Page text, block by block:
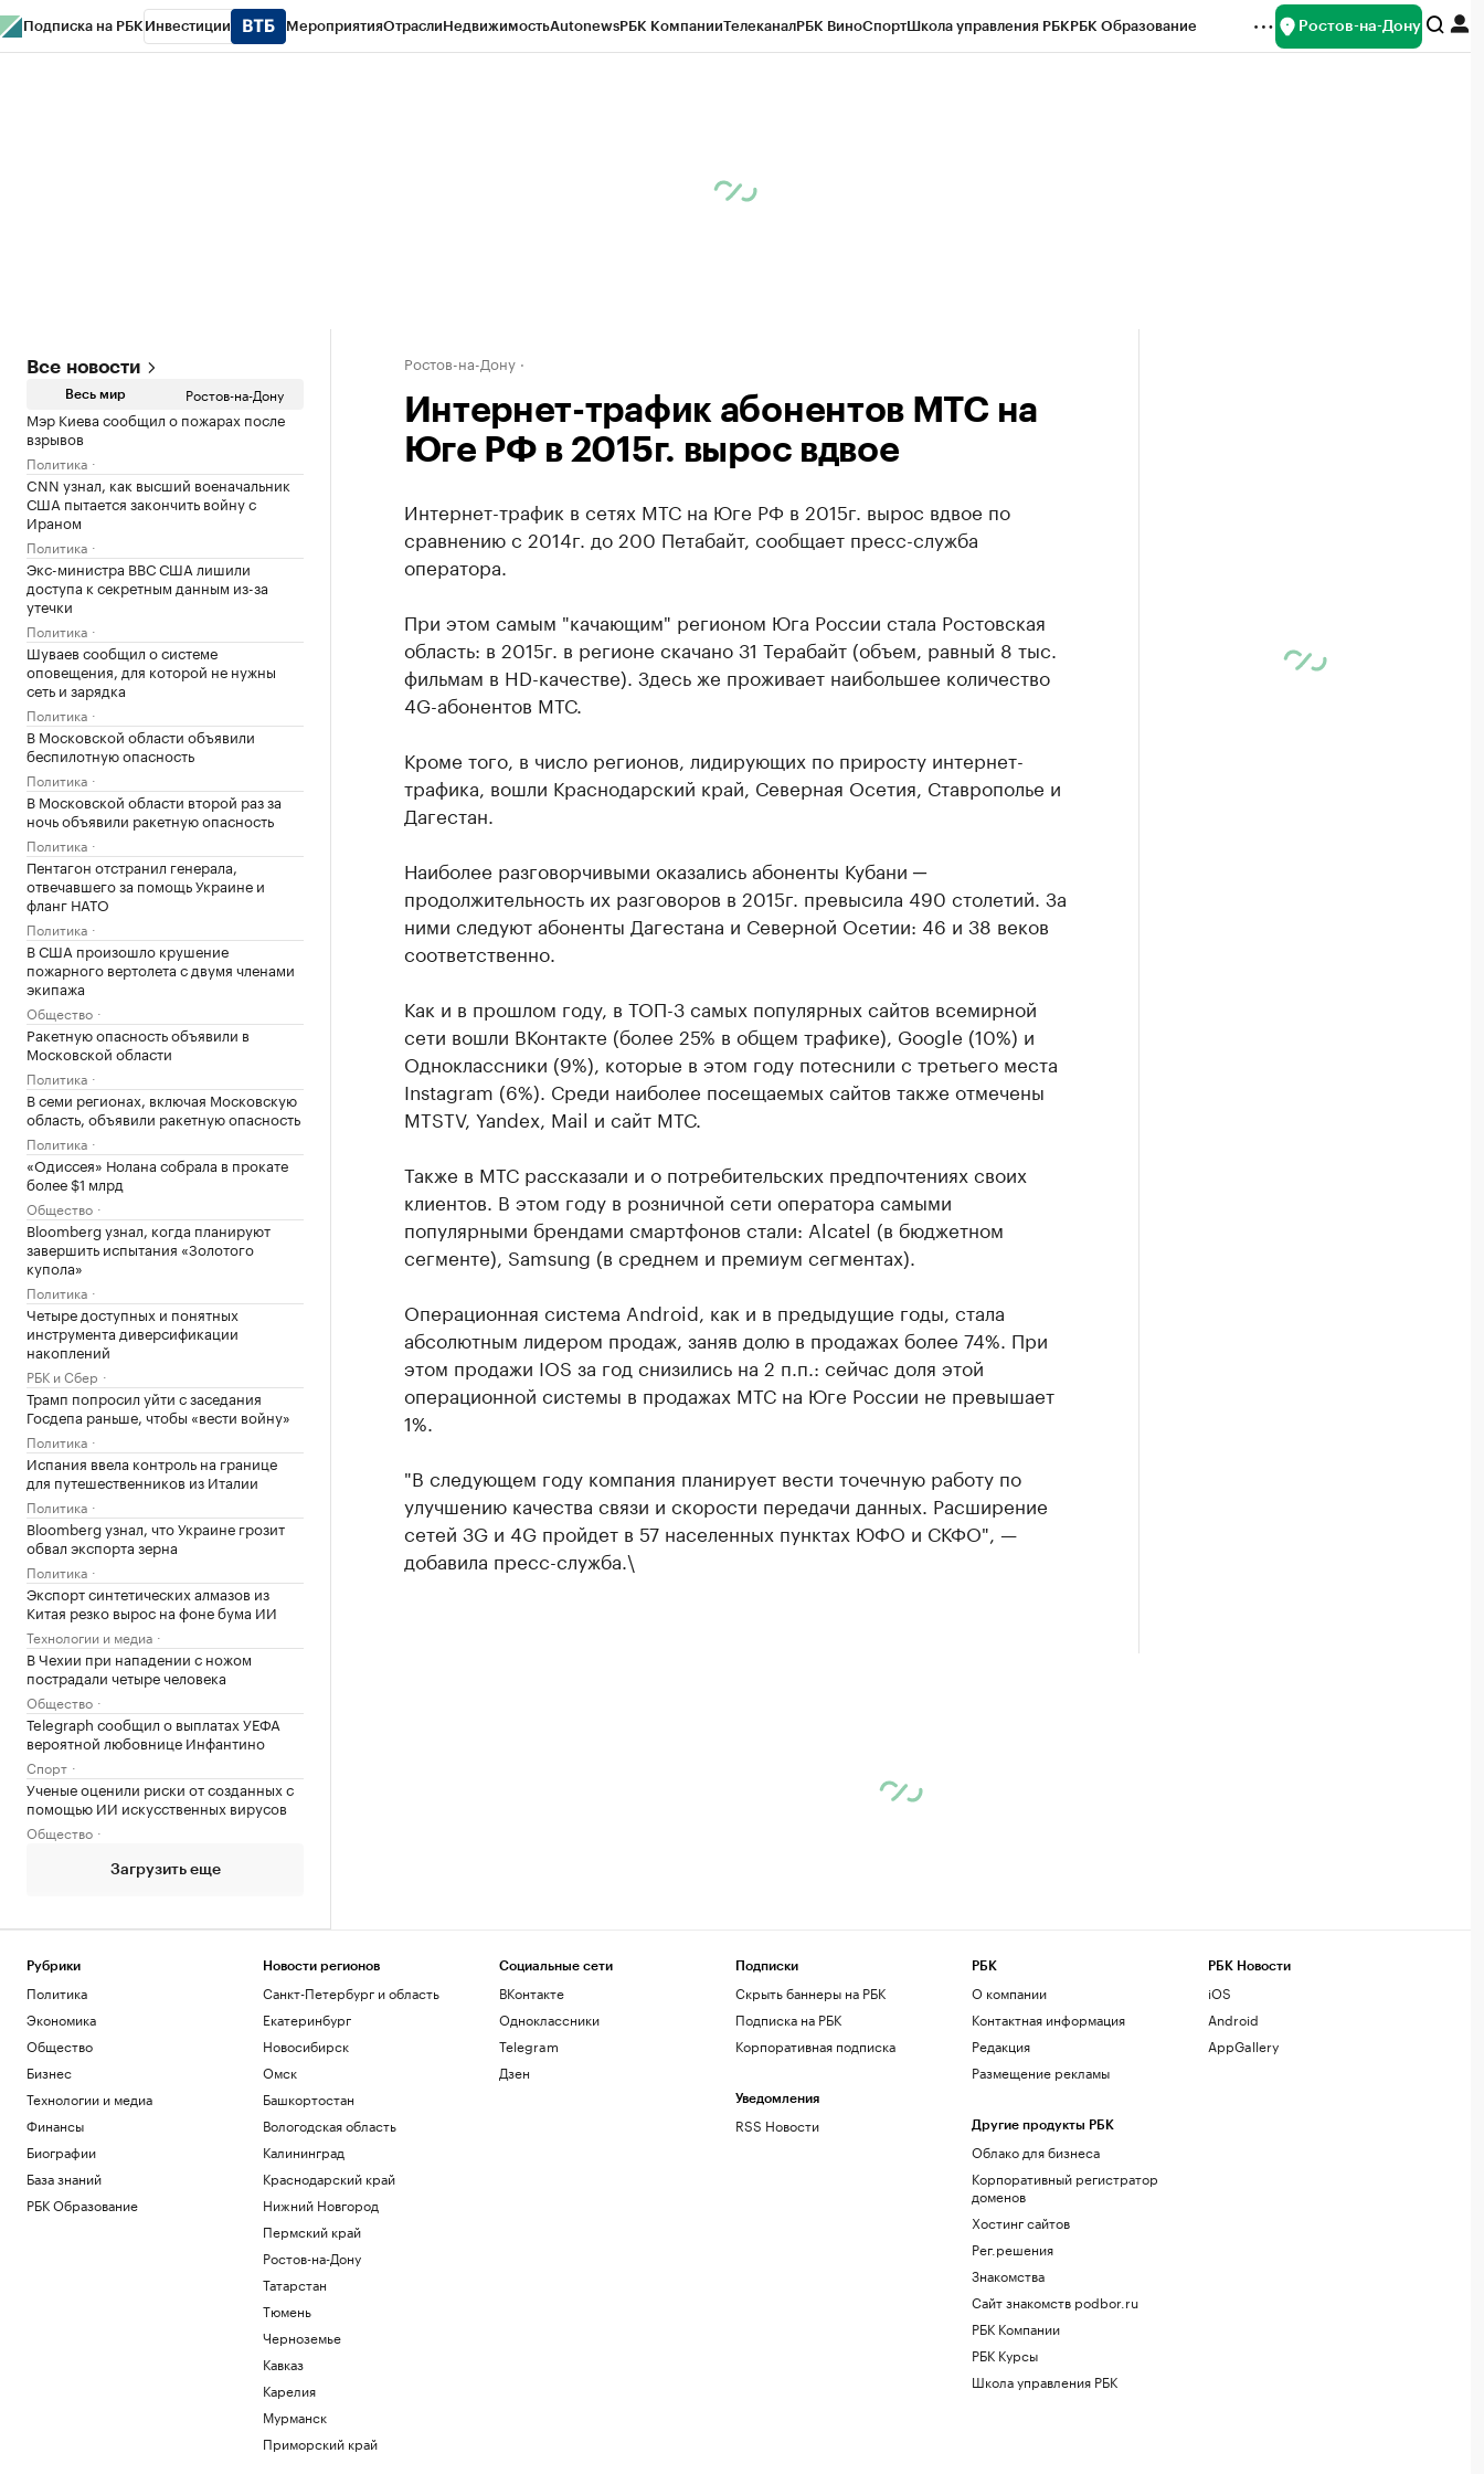
Подписка на РБК Инвестиции МероприятияОтраслиНедвижимостьAutonewsРБК КомпанииТелеканалРБК ВиноСпортШкола управления РБКРБК Образование Ростов-на-Дону
Все новости
Весь мир Ростов-на-Дону
Мэр Киева сообщил о пожарах после
взрывов
Политика
CNN узнал, как высший военачальник
США пытается закончить войну с
Ираном
Политика
Экс-министра ВВС США лишили
доступа к секретным данным из-за
утечки
Политика
Шуваев сообщил о системе
оповещения, для которой не нужны
сеть и зарядка
Политика
В Московской области объявили
беспилотную опасность
Политика
В Московской области второй раз за
ночь объявили ракетную опасность
Политика
Пентагон отстранил генерала,
отвечавшего за помощь Украине и
фланг НАТО
Политика
В США произошло крушение
пожарного вертолета с двумя членами
экипажа
Общество
Ракетную опасность объявили в
Московской области
Политика
В семи регионах, включая Московскую
область, объявили ракетную опасность
Политика
«Одиссея» Нолана собрала в прокате
более $1 млрд
Общество
Bloomberg узнал, когда планируют
завершить испытания «Золотого
купола»
Политика
Четыре доступных и понятных
инструмента диверсификации
накоплений
РБК и Сбер
Трамп попросил уйти с заседания
Госдепа раньше, чтобы «вести войну»
Политика
Испания ввела контроль на границе
для путешественников из Италии
Политика
Bloomberg узнал, что Украине грозит
обвал экспорта зерна
Политика
Экспорт синтетических алмазов из
Китая резко вырос на фоне бума ИИ
Технологии и медиа
В Чехии при нападении с ножом
пострадали четыре человека
Общество
Telegraph сообщил о выплатах УЕФА
вероятной любовнице Инфантино
Спорт
Ученые оценили риски от созданных с
помощью ИИ искусственных вирусов
Общество
Загрузить еще
Ростов-на-Дону
Интернет-трафик абонентов МТС на
Юге РФ в 2015г. вырос вдвое
Интернет-трафик в сетях МТС на Юге РФ в 2015г. вырос вдвое по
сравнению с 2014г. до 200 Петабайт, сообщает пресс-служба
оператора.
При этом самым "качающим" регионом Юга России стала Ростовская
область: в 2015г. в регионе скачано 31 Терабайт (объем, равный 8 тыс.
фильмам в HD-качестве). Здесь же проживает наибольшее количество
4G-абонентов МТС.
Кроме того, в число регионов, лидирующих по приросту интернет-
трафика, вошли Краснодарский край, Северная Осетия, Ставрополье и
Дагестан.
Наиболее разговорчивыми оказались абоненты Кубани ─
продолжительность их разговоров в 2015г. превысила 490 столетий. За
ними следуют абоненты Дагестана и Северной Осетии: 46 и 38 веков
соответственно.
Как и в прошлом году, в ТОП-3 самых популярных сайтов всемирной
сети вошли ВКонтакте (более 25% в общем трафике), Google (10%) и
Одноклассники (9%), которые в этом году потеснили с третьего места
Instagram (6%). Среди наиболее посещаемых сайтов также отмечены
MTSTV, Yandex, Mail и сайт МТС.
Также в МТС рассказали и о потребительских предпочтениях своих
клиентов. В этом году в розничной сети оператора самыми
популярными брендами смартфонов стали: ​Alcatel (в бюджетном
сегменте), Samsung (в среднем и премиум сегментах).
Операционная система Android, как и в предыдущие годы, стала
абсолютным лидером продаж, заняв долю в продажах более 74%. При
этом продажи IOS за год снизились на 2 п.п.: сейчас доля этой
операционной системы в продажах МТС на Юге России не превышает
1%.
"В следующем году компания планирует вести точечную работу по
улучшению качества связи и скорости передачи данных. Расширение
сетей 3G и 4G пройдет в 57 населенных пунктах ЮФО и СКФО", —
добавила пресс-служба.\
Рубрики
Политика
Экономика
Общество
Бизнес
Технологии и медиа
Финансы
Биографии
База знаний
РБК Образование
Новости регионов
Санкт-Петербург и область
Екатеринбург
Новосибирск
Омск
Башкортостан
Вологодская область
Калининград
Краснодарский край
Нижний Новгород
Пермский край
Ростов-на-Дону
Татарстан
Тюмень
Черноземье
Кавказ
Карелия
Мурманск
Приморский край
Социальные сети
ВКонтакте
Одноклассники
Telegram
Дзен
Подписки
Скрыть баннеры на РБК
Подписка на РБК
Корпоративная подписка
Уведомления
RSS Новости
РБК
О компании
Контактная информация
Редакция
Размещение рекламы
Другие продукты РБК
Облако для бизнеса
Корпоративный регистратор
доменов
Хостинг сайтов
Рег.решения
Знакомства
Сайт знакомств podbor.ru
РБК Компании
РБК Курсы
Школа управления РБК
РБК Новости
iOS
Android
AppGallery